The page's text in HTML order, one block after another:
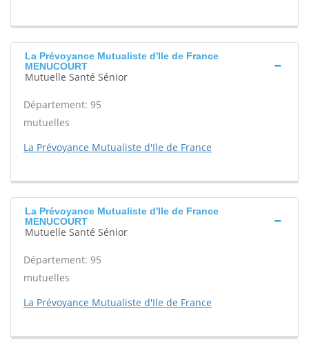
La Prévoyance Mutualiste d'Ile de France
MENUCOURT
Mutuelle Santé Sénior
Département: 95
mutuelles
La Prévoyance Mutualiste d'Ile de France
La Prévoyance Mutualiste d'Ile de France
MENUCOURT
Mutuelle Santé Sénior
Département: 95
mutuelles
La Prévoyance Mutualiste d'Ile de France